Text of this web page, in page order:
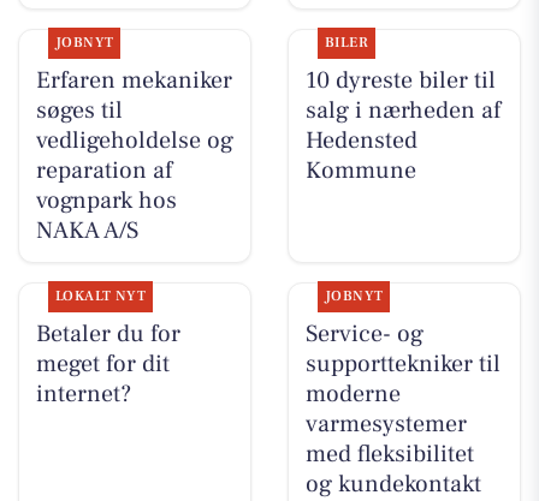
JOBNYT
Erfaren mekaniker
søges til
vedligeholdelse og
reparation af
vognpark hos
NAKA A/S
BILER
10 dyreste biler til
salg i nærheden af
Hedensted
Kommune
LOKALT NYT
Betaler du for
meget for dit
internet?
JOBNYT
Service- og
supporttekniker til
moderne
varmesystemer
med fleksibilitet
og kundekontakt